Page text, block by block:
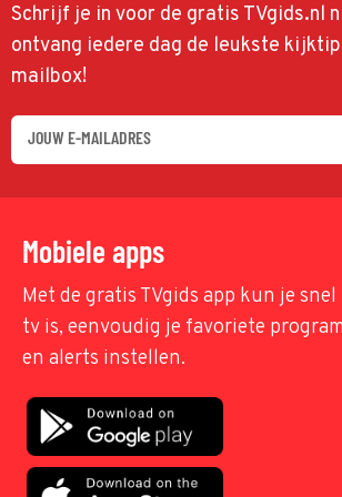
Schrijf je in voor de gratis TVgids.nl
ontvang iedere dag de leukste
mailbox!
Mobiele apps
Met de gratis TVgids app kun je
tv is, eenvoudig je favoriete
en alerts instellen.